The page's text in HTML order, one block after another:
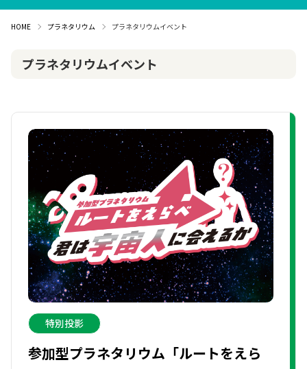
HOME プラネタリウム プラネタリウムイベント
プラネタリウムイベント
特別投影
参加型プラネタリウム「ルートをえら